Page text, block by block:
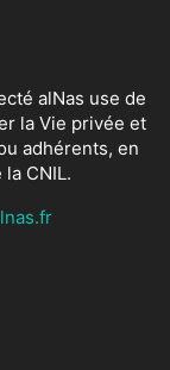
alNas use de
la Vie privée et
adhérents, en
CNIL.